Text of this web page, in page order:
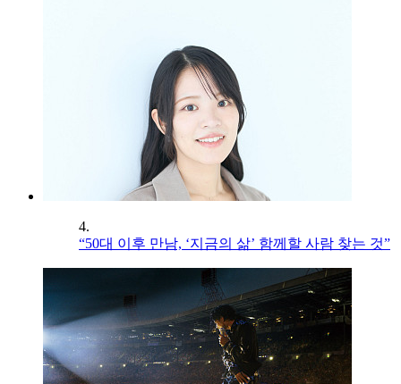
4.
“50대 이후 만남, ‘지금의 삶’ 함께할 사람 찾는 것”